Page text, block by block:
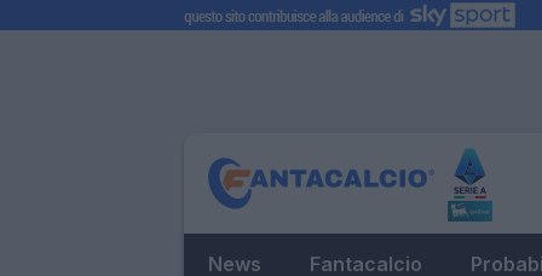
News Fantacalcio